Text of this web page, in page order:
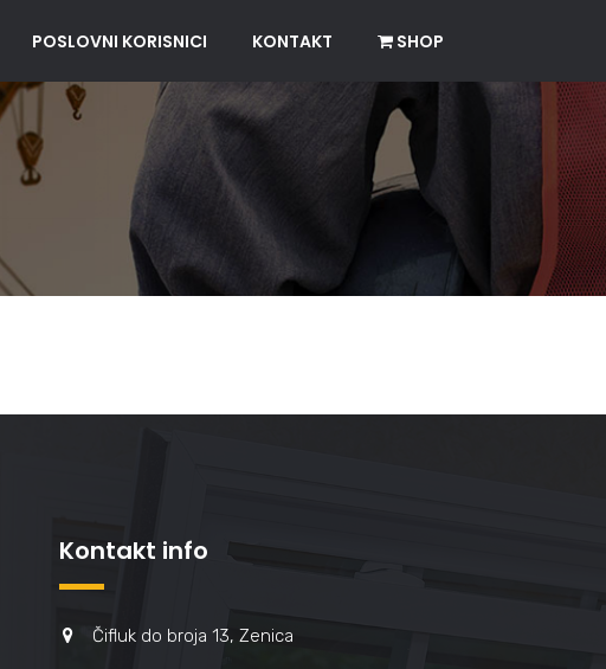
POSLOVNI KORISNICI KONTAKT SHOP
Kontakt info
Čifluk do broja 13, Zenica